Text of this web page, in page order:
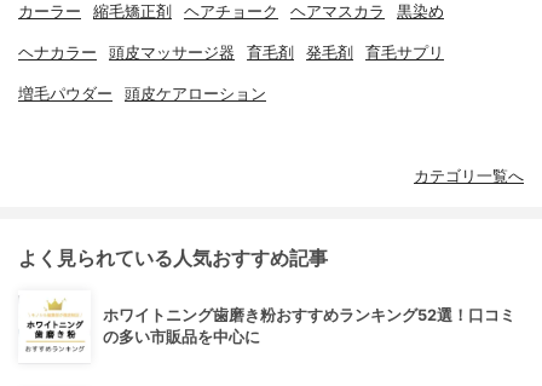
カーラー 縮毛矯正剤 ヘアチョーク ヘアマスカラ 黒染め
ヘナカラー 頭皮マッサージ器 育毛剤 発毛剤 育毛サプリ
増毛パウダー 頭皮ケアローション
カテゴリ一覧へ
よく見られている人気おすすめ記事
ホワイトニング歯磨き粉おすすめランキング52選！口コミ
の多い市販品を中心に